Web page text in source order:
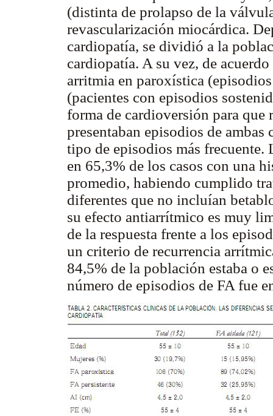
(distinta de prolapso de la
revascularización miocárdica.
cardiopatía, se dividió a la
cardiopatía. A su vez, de
arritmia en paroxística
(pacientes con episodios
forma de cardioversión para que
presentaban episodios de
tipo de episodios más frecuente.
en 65,3% de los casos con una
promedio, habiendo cumplido
diferentes que no incluían
su efecto antiarrítmico es muy
de la respuesta frente a los
un criterio de recurrencia
84,5% de la población estaba o
número de episodios de FA fue